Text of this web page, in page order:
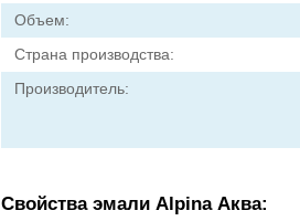
Объем:
Страна производства:
Производитель:
Свойства эмали Alpina Аква: